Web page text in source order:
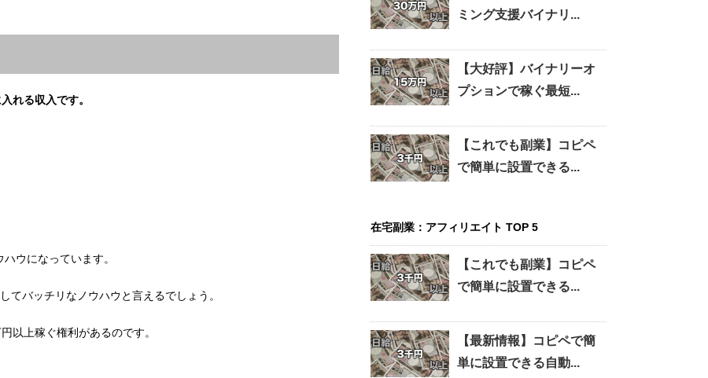
れる収入です。
ウになっています。
てバッチリなノウハウと言えるでしょう。
以上稼ぐ権利があるのです。
ミング支援バイナリ...
【大好評】バイナリーオ
プションで稼ぐ最短...
【これでも副業】コピペ
で簡単に設置できる...
在宅副業：アフィリエイト TOP 5
【これでも副業】コピペ
で簡単に設置できる...
【最新情報】コピペで簡
単に設置できる自動...